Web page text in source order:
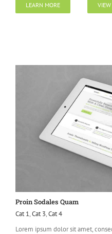
LEARN MORE VIEW
Proin Sodales Quam
Cat 1,Cat 3,Cat 4
Lorem ipsum dolor sit amet,